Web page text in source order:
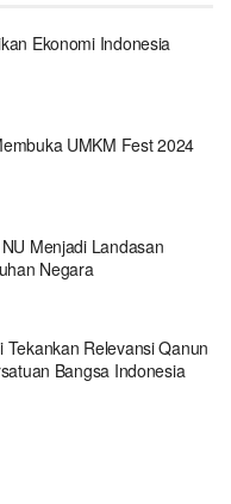
Ekonomi Indonesia
UMKM Fest 2024
Menjadi Landasan
Negara
Relevansi Qanun
Bangsa Indonesia